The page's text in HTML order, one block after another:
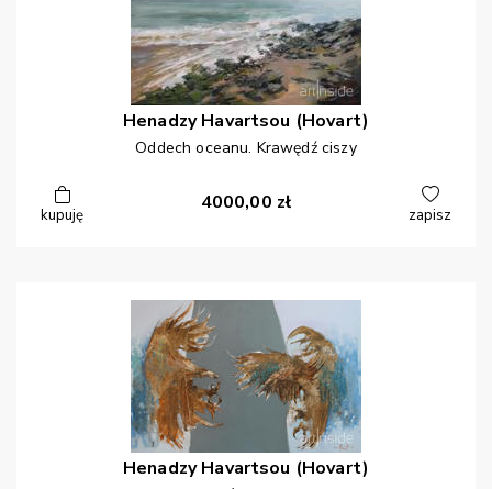
Henadzy Havartsou (Hovart)
Oddech oceanu. Krawędź ciszy
kupuję
4000,00 zł
zapisz
Henadzy Havartsou (Hovart)